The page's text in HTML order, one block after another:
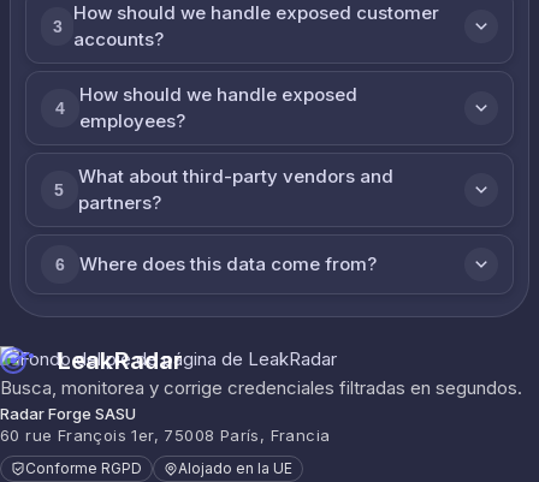
3
How should we handle exposed customer
accounts?
4
How should we handle exposed
employees?
5
What about third-party vendors and
partners?
6 Where does this data come from?
LeakRadar
Busca, monitorea y corrige credenciales filtradas en segundos.
Radar Forge SASU
60 rue François 1er, 75008 París, Francia
Conforme RGPD Alojado en la UE